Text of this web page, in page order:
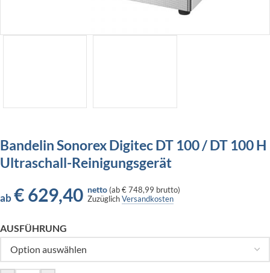
Bandelin Sonorex Digitec DT 100 / DT 100 H
Ultraschall-Reinigungsgerät
ab €629,40 netto (ab€ 748,99 brutto)
ZuzüglichVersandkosten
AUSFÜHRUNG